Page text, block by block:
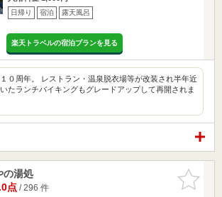
日帰り 宿泊 露天風呂
楽天トラベルの宿泊プランを見る
０周年。 レストラン・温泉脱衣場等が改装され半年近
たランチバイキングもグレードアップして再開されま
お気に入
りに追加
の湯処
点/ 296 件